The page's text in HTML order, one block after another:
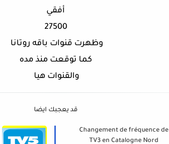
أفقي
27500
وظهرت قنوات باقه روتانا
كما توقعت منذ مده
والقنوات هيا
قد يعجبك ايضا
Changement de fréquence de
TV3 en Catalogne Nord